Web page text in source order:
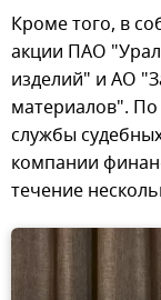
Кроме того, в
акции ПАО
изделий" и АО
материалов".
службы
компании
течение